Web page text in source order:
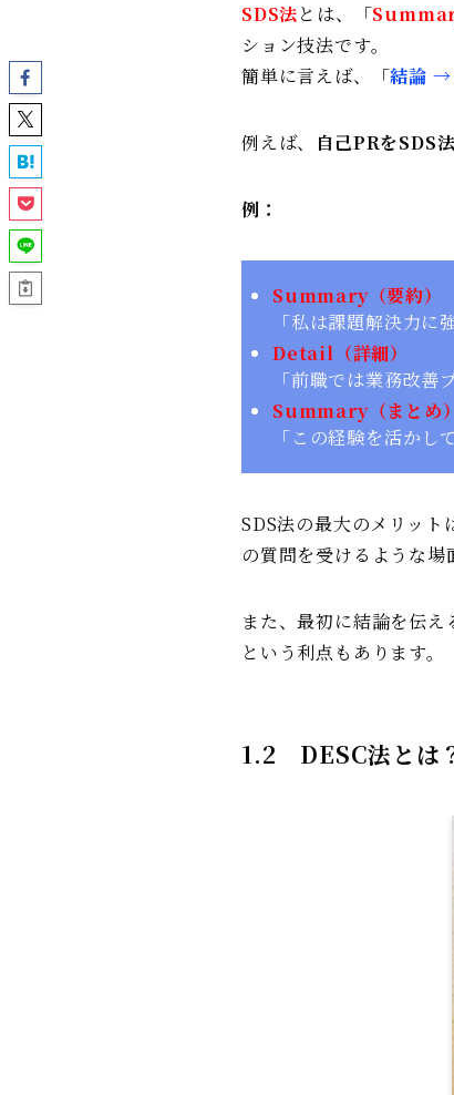
SDS法とは、「
ション技法です。
簡単に言えば、「結論 →
例えば、 自己PRをSDS
例：
Summary（要約）
「私は課題解決力に
Detail（詳細）
「前職では業務改
Summary（まとめ）
「この経験を活かし
SDS法の最大のメリット
の質問を受けるような場
また、最初に結論を伝
という利点もあります。
1.2 DESC法とは